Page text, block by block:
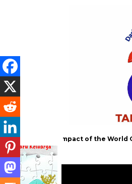
Global Impact of the World Cup